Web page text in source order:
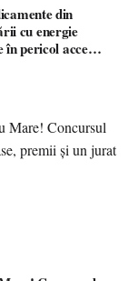
din
cu energie
pericol accesul